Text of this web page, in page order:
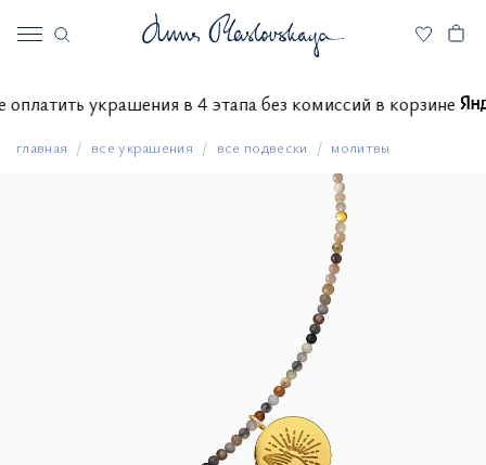
оплатить украшения в 4 этапа без комиссий в корзине
главная все украшения все подвески молитвы